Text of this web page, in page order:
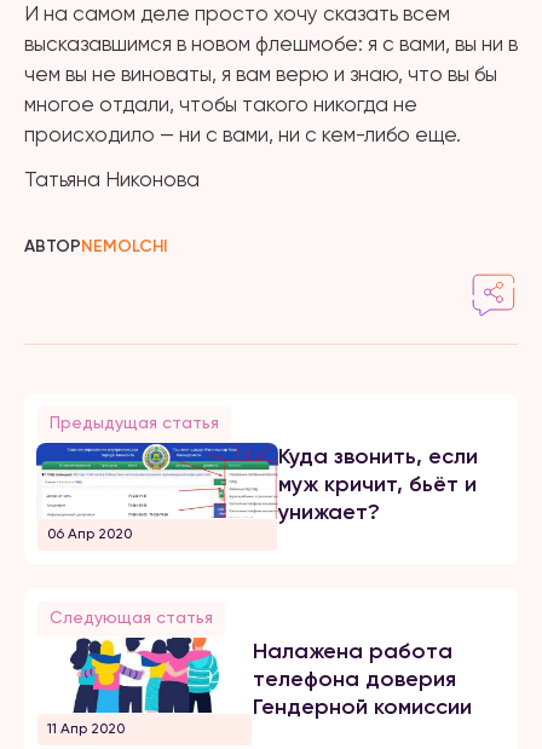
И на самом деле просто хочу сказать всем
высказавшимся в новом флешмобе: я с вами, вы ни в
чем вы не виноваты, я вам верю и знаю, что вы бы
многое отдали, чтобы такого никогда не
происходило — ни с вами, ни с кем-либо еще.
Татьяна Никонова
АВТОРNEMOLCHI
Предыдущая статья
06 Апр 2020
Куда звонить, если
муж кричит, бьёт и
унижает?
Следующая статья
11 Апр 2020
Налажена работа
телефона доверия
Гендерной комиссии